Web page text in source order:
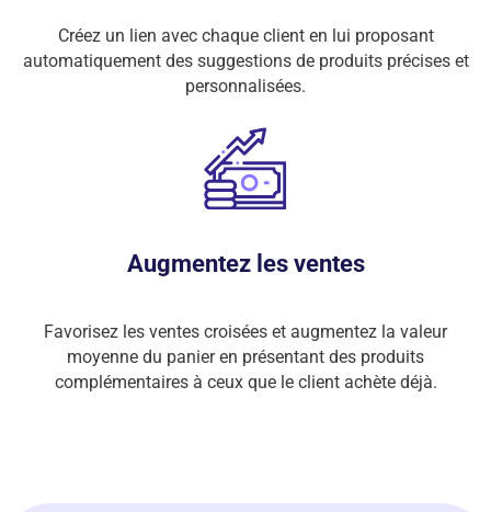
Créez un lien avec chaque client en lui proposant
automatiquement des suggestions de produits précises et
personnalisées.
Augmentez les ventes
Favorisez les ventes croisées et augmentez la valeur
moyenne du panier en présentant des produits
complémentaires à ceux que le client achète déjà.